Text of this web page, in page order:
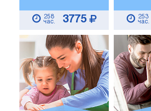
258
час.
3775
253
час.